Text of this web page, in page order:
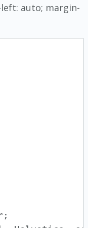
auto; margin-